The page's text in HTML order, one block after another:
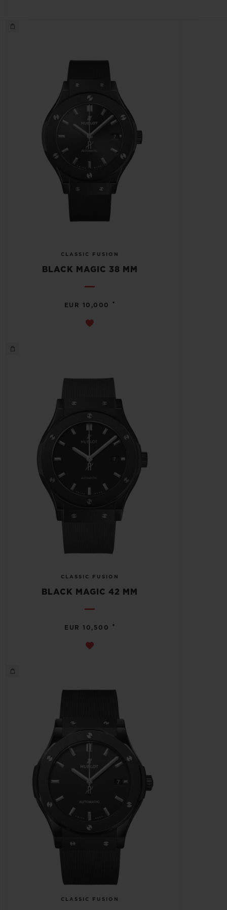
CLASSIC FUSION
BLACK MAGIC 38 MM
EUR 10,000 •
CLASSIC FUSION
BLACK MAGIC 42 MM
EUR 10,500 •
CLASSIC FUSION